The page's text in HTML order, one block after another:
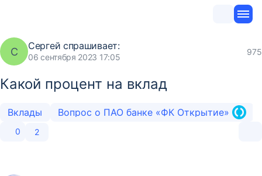
С Сергей спрашивает:
06 сентября 2023 17:05
975
Какой процент на вклад
Вклады Вопрос о ПАО банке «ФК Открытие»
0 2